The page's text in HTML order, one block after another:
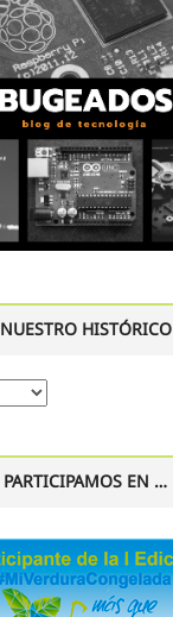
NUESTRO HISTÓRICO
PARTICIPAMOS EN …